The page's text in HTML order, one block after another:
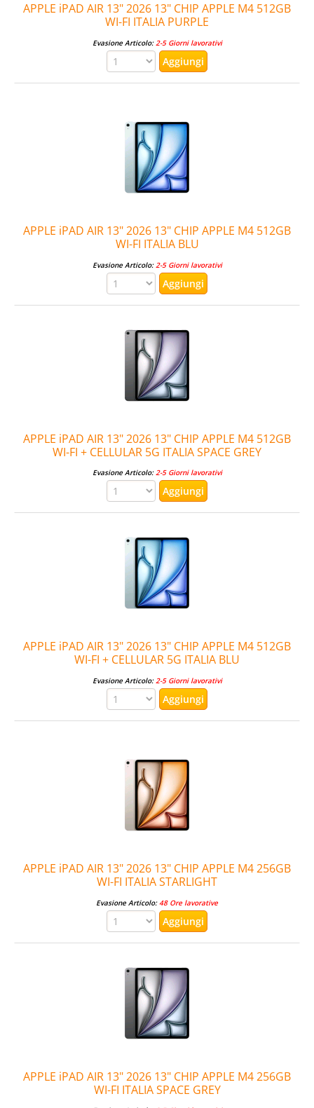
APPLE iPAD AIR 13" 2026 13" CHIP APPLE M4 512GB
WI-FI ITALIA PURPLE
Evasione Articolo:2-5 Giorni lavorativi
APPLE iPAD AIR 13" 2026 13" CHIP APPLE M4 512GB
WI-FI ITALIA BLU
Evasione Articolo:2-5 Giorni lavorativi
APPLE iPAD AIR 13" 2026 13" CHIP APPLE M4 512GB
WI-FI + CELLULAR 5G ITALIA SPACE GREY
Evasione Articolo:2-5 Giorni lavorativi
APPLE iPAD AIR 13" 2026 13" CHIP APPLE M4 512GB
WI-FI + CELLULAR 5G ITALIA BLU
Evasione Articolo:2-5 Giorni lavorativi
APPLE iPAD AIR 13" 2026 13" CHIP APPLE M4 256GB
WI-FI ITALIA STARLIGHT
Evasione Articolo:48 Ore lavorative
APPLE iPAD AIR 13" 2026 13" CHIP APPLE M4 256GB
WI-FI ITALIA SPACE GREY